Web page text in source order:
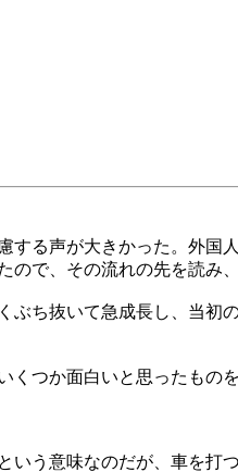
る声が大きかった。外
ので、その流れの先を読
ぶち抜いて急成長し、当
つか面白いと思ったものを
いう意味なのだが、車を